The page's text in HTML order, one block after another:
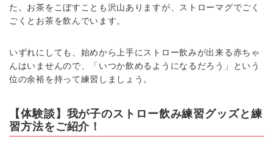
た。お茶をこぼすことも沢山ありますが、ストローマグでごく
ごくとお茶を飲んでいます。
いずれにしても、始めから上手にストロー飲みが出来る赤ちゃ
んはいませんので、「いつか飲めるようになるだろう」という
位の余裕を持って練習しましょう。
【体験談】我が子のストロー飲み練習グッズと練
習方法をご紹介！